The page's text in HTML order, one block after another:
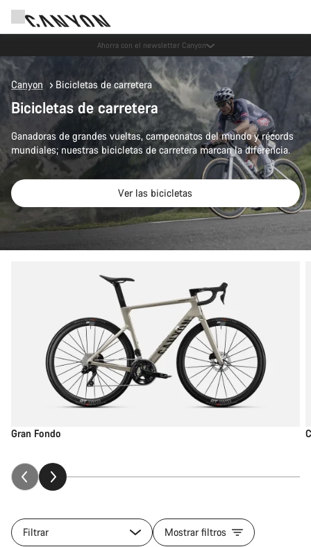
Ahorra con el newsletter Canyon
Canyon Bicicletas de carretera
Bicicletas de carretera
Ganadoras de grandes vueltas, campeonatos del mundo y récords
mundiales; nuestras bicicletas de carretera marcan la diferencia.
Ver las bicicletas
Gran Fondo
Filtrar Mostrar filtros